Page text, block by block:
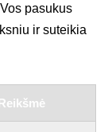
pasukus
ir suteikia